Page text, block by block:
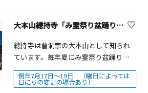
30〜17：30（予定）■場所：元町プラ
ネーション日程2025年11月1日（土）
～12月25日（木）■ウィンターイルミ
ネーション日程2025年12月26日（金）
朋子（D.Moon主宰）ベーリック・ホー
&nbsp;&nbsp;&nbsp;&nbsp;&nbsp;&
nbsp;&nbsp;【テーマ国】フランス共
和国【装飾者】 松島 理恵子エリスマン
邸&nbsp;&nbsp;【テーマ国】アメリカ
開催期間：2026年6月 6日（土）～6月
14日（日）■時間：9：30～17：00※
洋館7館(外交官の家､ブラフ18番館､ベ
ーリック・ホール､エリスマン邸、山手
234番館､横浜市イギリス館､山手111番
館）■入館料：無料 ■主催：横浜山
公園（横浜市金沢区）&nbsp;■打上発
催：金沢まつり実行委員会事務局（金
沢区役所地域振興課内）※例年8月下旬
土曜日開催
大本山總持寺「み霊祭り盆踊り大会」
總持寺は曹洞宗の大本山として知られ
ています。毎年夏にみ霊祭り盆踊り大
会が開催されます。今では地域の夏の
風物詩として定着しており、元気いっ
例年7月17日～19日 （曜日によっては
日にちの変更の場合あり）